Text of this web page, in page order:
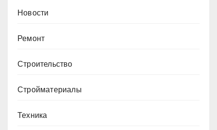
Новости
Ремонт
Строительство
Стройматериалы
Техника